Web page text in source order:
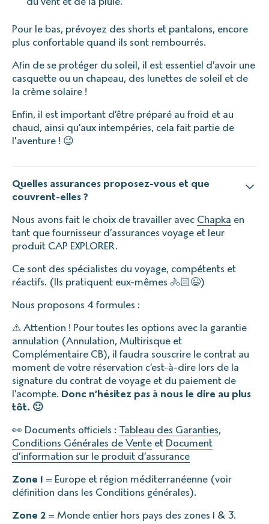
Pour le bas, prévoyez des shorts et pantalons, encore
plus confortable quand ils sont rembourrés.
Afin de se protéger du soleil, il est essentiel d’avoir une
casquette ou un chapeau, des lunettes de soleil et de
la crème solaire !
Enfin, il est important d’être préparé au froid et au
chaud, ainsi qu’aux intempéries, cela fait partie de
l'aventure ! 😉
Quelles assurances proposez-vous et que
couvrent-elles ?
Nous avons fait le choix de travailler avec Chapka en
tant que fournisseur d’assurances voyage et leur
produit CAP EXPLORER.
Ce sont des spécialistes du voyage, compétents et
réactifs. (Ils pratiquent eux-mêmes 🚴🏻😉)
Nous proposons 4 formules :
⚠ Attention ! Pour toutes les options avec la garantie
annulation (Annulation, Multirisque et
Complémentaire CB), il faudra souscrire le contrat au
moment de votre réservation c’est-à-dire lors de la
signature du contrat de voyage et du paiement de
l’acompte. Donc n’hésitez pas à nous le dire au plus
tôt. 🙂
👀 Documents officiels : Tableau des Garanties,
Conditions Générales de Vente et Document
d’information sur le produit d’assurance
Zone 1 = Europe et région méditerranéenne (voir
définition dans les Conditions générales).
Zone 2 = Monde entier hors pays des zones 1 & 3.